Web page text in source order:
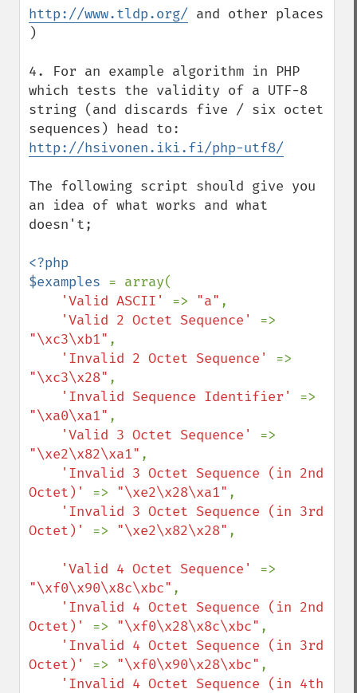
http://www.tldp.org/ and other places
)
4. For an example algorithm in PHP
which tests the validity of a UTF-8
string (and discards five / six octet
http://hsivonen.iki.fi/php-utf8/
The following script should give you
an idea of what works and what
doesn't;
<?php
$examples = array(
'Valid ASCII' => "a" ,
'Valid 2 Octet Sequence'
"\xc3\xb1" ,
'Invalid 2 Octet Sequence'
"\xc3\x28" ,
'Invalid Sequence Identifier'
"\xa0\xa1" ,
'Valid 3 Octet Sequence'
"\xe2\x82\xa1" ,
'Invalid 3 Octet Sequence (in 2nd
Octet)' => "\xe2\x28\xa1" ,
'Invalid 3 Octet Sequence (in 3rd
Octet)' => "\xe2\x82\x28" ,
'Valid 4 Octet Sequence'
"\xf0\x90\x8c\xbc" ,
'Invalid 4 Octet Sequence (in 2nd
Octet)' => "\xf0\x28\x8c\xbc" ,
'Invalid 4 Octet Sequence (in 3rd
Octet)' => "\xf0\x90\x28\xbc" ,
'Invalid 4 Octet Sequence (in 4th